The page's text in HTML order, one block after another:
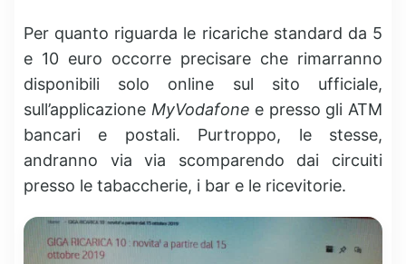
Per quanto riguarda le ricariche standard da 5
e 10 euro occorre precisare che rimarranno
disponibili solo online sul sito ufficiale,
sull’applicazione MyVodafone e presso gli ATM
bancari e postali. Purtroppo, le stesse,
andranno via via scomparendo dai circuiti
presso le tabaccherie, i bar e le ricevitorie.